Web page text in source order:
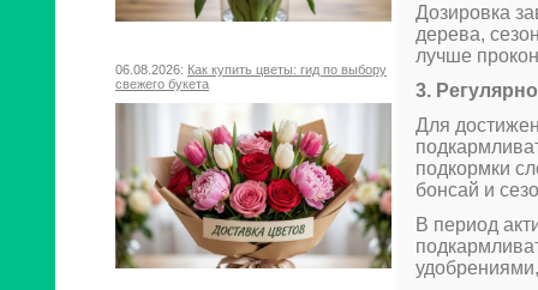
06.08.2026: Как купить цветы: гид по выбору
свежего букета
Дозировка
дерева,
лучше
3.
Для
подкормки
бонсай и
В период